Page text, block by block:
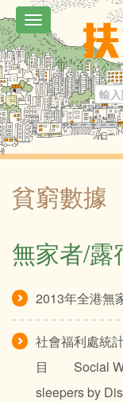
移
至
主
內
容
Toggle
navigation
貧窮數據
無家者/露
2013年全港無
社會福利處統
目 Social
sleepers by